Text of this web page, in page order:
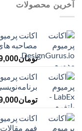
آخرین محصولات
مصاحبه
تومان
تومان
فهم